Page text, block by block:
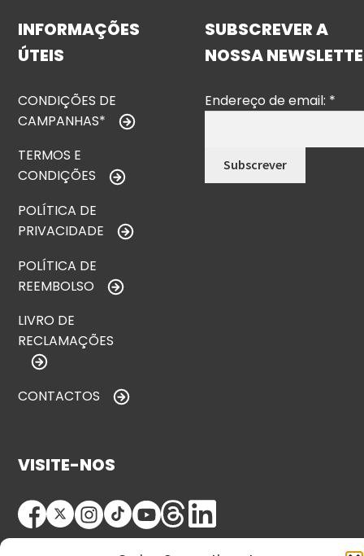
INFORMAÇÕES
ÚTEIS
CONDIÇÕES DE
CAMPANHAS*
TERMOS E
CONDIÇÕES
POLÍTICA DE
PRIVACIDADE
POLÍTICA DE
REEMBOLSO
LIVRO DE
RECLAMAÇÕES
CONTACTOS
SUBSCREVER A
NOSSA
Endereço de email: *
VISITE-NOS